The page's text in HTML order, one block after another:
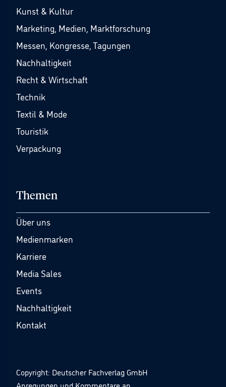
Kunst & Kultur
Marketing, Medien, Marktforschung
Messen, Kongresse, Tagungen
Nachhaltigkeit
Recht & Wirtschaft
Technik
Textil & Mode
Touristik
Verpackung
Themen
Über uns
Medienmarken
Karriere
Media Sales
Events
Nachhaltigkeit
Kontakt
Copyright: Deutscher Fachverlag GmbH